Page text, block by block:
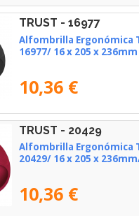
TRUST - 16977
Alfombrilla Ergonómica
16977/ 16 x 205 x 236mm
10,36 €
TRUST - 20429
Alfombrilla Ergonómica
20429/ 16 x 205 x
10,36 €